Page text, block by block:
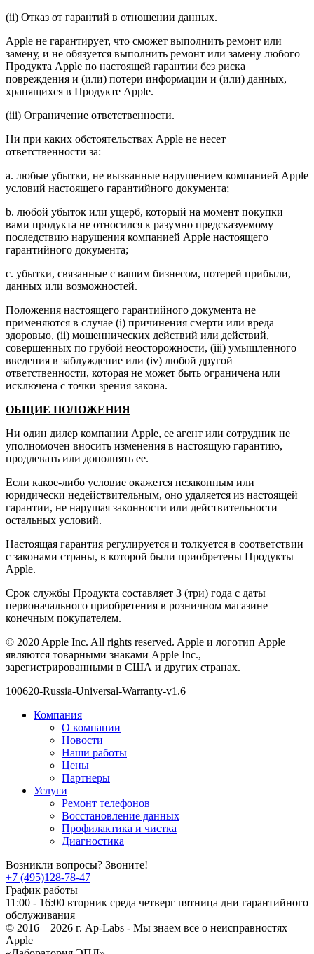
(ii) Отказ от гарантий в отношении данных.
Apple не гарантирует, что сможет выполнить ремонт или
замену, и не обязуется выполнить ремонт или замену любого
Продукта Apple по настоящей гарантии без риска
повреждения и (или) потери информации и (или) данных,
хранящихся в Продукте Apple.
(iii) Ограничение ответственности.
Ни при каких обстоятельствах Apple не несет
ответственности за:
a. любые убытки, не вызванные нарушением компанией Apple
условий настоящего гарантийного документа;
b. любой убыток или ущерб, который на момент покупки
вами продукта не относился к разумно предсказуемому
последствию нарушения компанией Apple настоящего
гарантийного документа;
c. убытки, связанные с вашим бизнесом, потерей прибыли,
данных или возможностей.
Положения настоящего гарантийного документа не
применяются в случае (i) причинения смерти или вреда
здоровью, (ii) мошеннических действий или действий,
совершенных по грубой неосторожности, (iii) умышленного
введения в заблуждение или (iv) любой другой
ответственности, которая не может быть ограничена или
исключена с точки зрения закона.
ОБЩИЕ ПОЛОЖЕНИЯ
Ни один дилер компании Apple, ее агент или сотрудник не
уполномочен вносить изменения в настоящую гарантию,
продлевать или дополнять ее.
Если какое-либо условие окажется незаконным или
юридически недействительным, оно удаляется из настоящей
гарантии, не нарушая законности или действительности
остальных условий.
Настоящая гарантия регулируется и толкуется в соответствии
с законами страны, в которой были приобретены Продукты
Apple.
Срок службы Продукта составляет 3 (три) года с даты
первоначального приобретения в розничном магазине
конечным покупателем.
© 2020 Apple Inc. All rights reserved. Apple и логотип Apple
являются товарными знаками Apple Inc.,
зарегистрированными в США и других странах.
100620-Russia-Universal-Warranty-v1.6
Компания
О компании
Новости
Наши работы
Цены
Партнеры
Услуги
Ремонт телефонов
Восстановление данных
Профилактика и чистка
Диагностика
Возникли вопросы? Звоните!
+7 (495)128-78-47
График работы
11:00 - 16:00 вторник среда четверг пятница дни гарантийного
обслуживания
© 2016 – 2026 г. Ap-Labs - Мы знаем все о неисправностях
Apple